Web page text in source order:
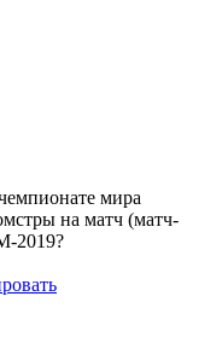
мира
на матч (матч-
2019?